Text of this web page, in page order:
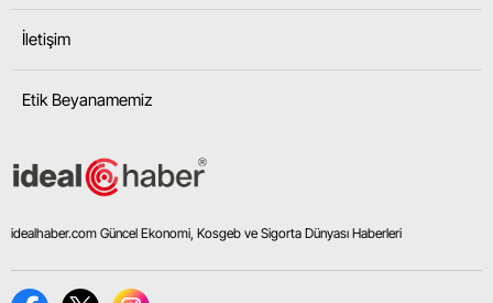
İletişim
Etik Beyanamemiz
idealhaber.com Güncel Ekonomi, Kosgeb ve Sigorta Dünyası Haberleri